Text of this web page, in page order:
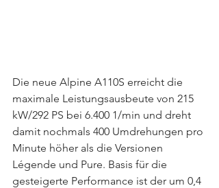
Die neue Alpine A110S erreicht die
maximale Leistungsausbeute von 215
kW/292 PS bei 6.400 1/min und dreht
damit nochmals 400 Umdrehungen pro
Minute höher als die Versionen
Légende und Pure. Basis für die
gesteigerte Performance ist der um 0,4